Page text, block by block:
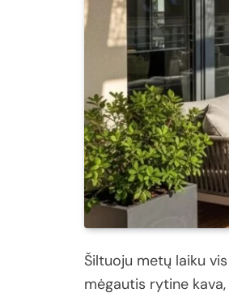
Šiltuoju metų laiku vis
mėgautis rytine kava,